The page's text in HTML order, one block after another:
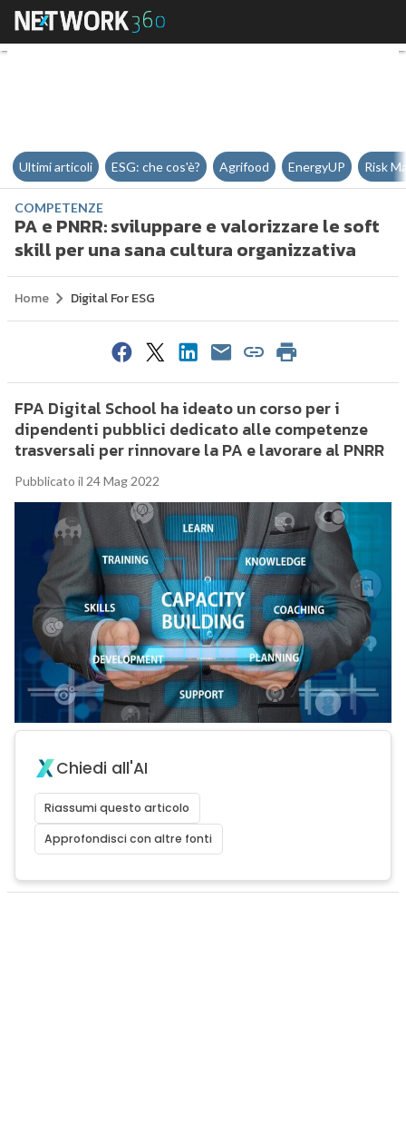
PA e PNRR: sviluppare e
Ultimi articoli ESG: che cos'è? Agrifood EnergyUP Risk
COMPETENZE
PA e PNRR: sviluppare e valorizzare le soft
skill per una sana cultura organizzativa
Home Digital For ESG
FPA Digital School ha ideato un corso per i
dipendenti pubblici dedicato alle competenze
trasversali per rinnovare la PA e lavorare al PNRR
Pubblicato il 24 Mag 2022
Chiedi all'AI
Riassumi questo articolo
Approfondisci con altre fonti